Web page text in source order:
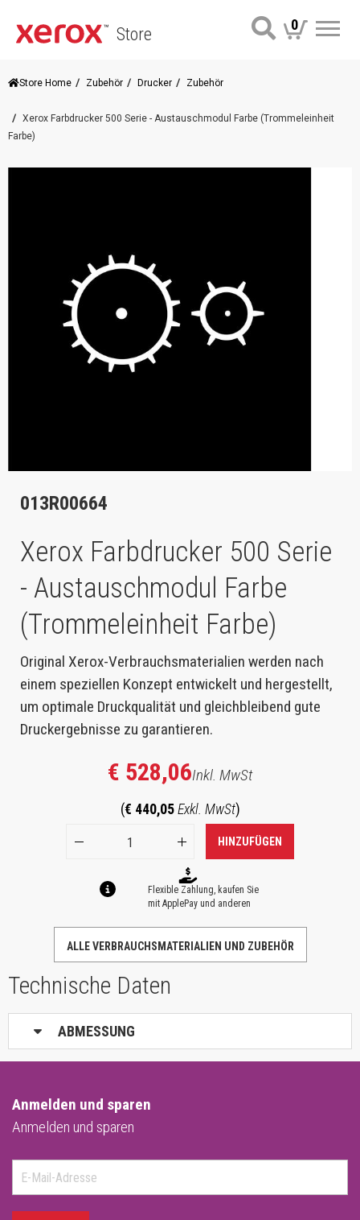
Store 0
Store Home Zubehör Drucker Zubehör
Xerox Farbdrucker 500 Serie - Austauschmodul Farbe (Trommeleinheit
Farbe)
013R00664
Xerox Farbdrucker 500 Serie
- Austauschmodul Farbe
(Trommeleinheit Farbe)
Original Xerox-Verbrauchsmaterialien werden nach
einem speziellen Konzept entwickelt und hergestellt,
um optimale Druckqualität und gleichbleibend gute
Druckergebnisse zu garantieren.
€ 528,06Inkl. MwSt
(€ 440,05 Exkl. MwSt)
HINZUFÜGEN
Flexible Zahlung, kaufen Sie
mit ApplePay und anderen
ALLE VERBRAUCHSMATERIALIEN UND ZUBEHÖR
Technische Daten
ABMESSUNG
Anmelden und sparen
Anmelden und sparen